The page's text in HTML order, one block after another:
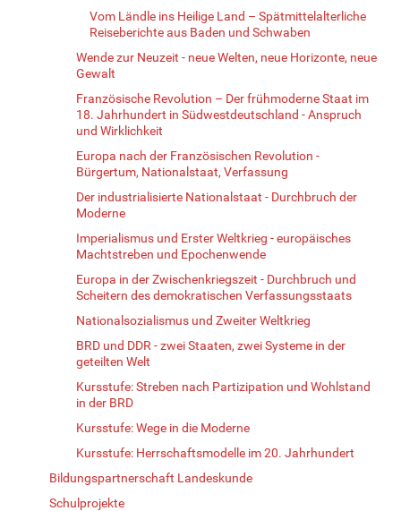
Vom Ländle ins Heilige Land – Spätmittelalterliche
Reiseberichte aus Baden und Schwaben
Wende zur Neuzeit - neue Welten, neue Horizonte, neue
Gewalt
Französische Revolution – Der frühmoderne Staat im
18. Jahrhundert in Südwestdeutschland - Anspruch
und Wirklichkeit
Europa nach der Französischen Revolution -
Bürgertum, Nationalstaat, Verfassung
Der industrialisierte Nationalstaat - Durchbruch der
Moderne
Imperialismus und Erster Weltkrieg - europäisches
Machtstreben und Epochenwende
Europa in der Zwischenkriegszeit - Durchbruch und
Scheitern des demokratischen Verfassungsstaats
Nationalsozialismus und Zweiter Weltkrieg
BRD und DDR - zwei Staaten, zwei Systeme in der
geteilten Welt
Kursstufe: Streben nach Partizipation und Wohlstand
in der BRD
Kursstufe: Wege in die Moderne
Kursstufe: Herrschaftsmodelle im 20. Jahrhundert
Bildungspartnerschaft Landeskunde
Schulprojekte